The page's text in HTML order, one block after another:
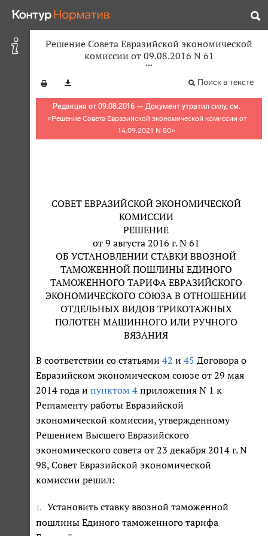
Решение Совета Евразийской экономической
комиссии от 09.08.2016 N 61
Поиск в тексте
Редакция от 09.08.2016 — Документ утратил силу, см.
«Решение Совета Евразийской экономической комиссии от
14.09.2021 N 80»
СОВЕТ ЕВРАЗИЙСКОЙ ЭКОНОМИЧЕСКОЙ
КОМИССИИ
РЕШЕНИЕ
от 9 августа 2016 г. N 61
ОБ УСТАНОВЛЕНИИ СТАВКИ ВВОЗНОЙ
ТАМОЖЕННОЙ ПОШЛИНЫ ЕДИНОГО
ТАМОЖЕННОГО ТАРИФА ЕВРАЗИЙСКОГО
ЭКОНОМИЧЕСКОГО СОЮЗА В ОТНОШЕНИИ
ОТДЕЛЬНЫХ ВИДОВ ТРИКОТАЖНЫХ
ПОЛОТЕН МАШИННОГО ИЛИ РУЧНОГО
ВЯЗАНИЯ
В соответствии со статьями 42 и 45 Договора о
Евразийском экономическом союзе от 29 мая
2014 года и пунктом 4 приложения N 1 к
Регламенту работы Евразийской
экономической комиссии, утвержденному
Решением Высшего Евразийского
экономического совета от 23 декабря 2014 г. N
98, Совет Евразийской экономической
комиссии решил:
1.
Установить ставку ввозной таможенной
пошлины Единого таможенного тарифа